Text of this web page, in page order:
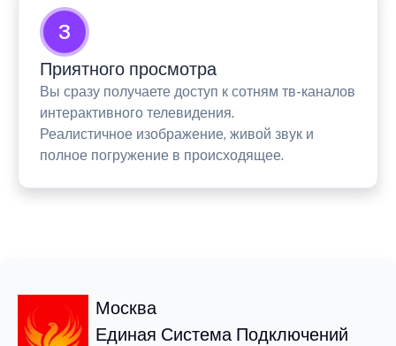
3
Приятного просмотра
Вы сразу получаете доступ к сотням тв-каналов
интерактивного телевидения.
Реалистичное изображение, живой звук и
полное погружение в происходящее.
Москва
Единая Система Подключений